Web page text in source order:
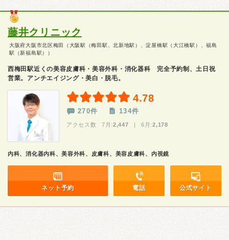
藤井クリニック
大阪府大阪市北区梅田（大阪駅（梅田駅、北新地駅）、淀屋橋駅（大江橋駅）、福島
駅（新福島駅））
西梅田駅近くの美容皮膚科・美容外科・消化器科 完全予約制、土日祝
営業。アンチエイジング・美白・脱毛。
4.78
270件 134件
アクセス数 7月:2,447 | 6月:2,178
内科、消化器内科、美容外科、皮膚科、美容皮膚科、内視鏡
ネット予約 電話 公式サイト